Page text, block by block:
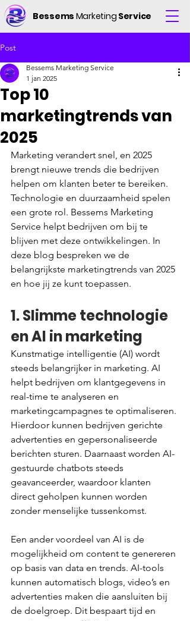
Bessems Marketing Service
Post
Top 10
marketingtrends van
2025
Bessems Marketing Service
1 jan 2025
Marketing verandert snel, en 2025
brengt nieuwe trends die bedrijven
helpen om klanten beter te bereiken.
Technologie en duurzaamheid spelen
een grote rol. Bessems Marketing
Service helpt bedrijven om bij te
blijven met deze ontwikkelingen. In
deze blog bespreken we de
belangrijkste marketingtrends van 2025
en hoe jij ze kunt toepassen.
1. Slimme technologie
en AI in marketing
Kunstmatige intelligentie (AI) wordt
steeds belangrijker in marketing. AI
helpt bedrijven om klantgegevens in
real-time te analyseren en
marketingcampagnes te optimaliseren.
Hierdoor kunnen bedrijven gerichte
advertenties en gepersonaliseerde
berichten sturen. Daarnaast worden AI-
gestuurde chatbots steeds
geavanceerder, waardoor klanten
direct geholpen kunnen worden
zonder menselijke tussenkomst.
Een ander voordeel van AI is de
mogelijkheid om content te genereren
op basis van data en trends. AI-tools
kunnen automatisch blogs, video’s en
advertenties maken die aansluiten bij
de doelgroep. Dit bespaart tijd en